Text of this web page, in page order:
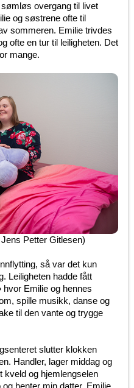
overgang til livet
og søstrene ofte til
sommeren. Emilie trivdes
ofte en tur til leiligheten. Det
mange.
Petter Gitlesen)
så var det kun
Leiligheten hadde fått
Emilie og hennes
spille musikk, danse og
til den vante og trygge
slutter klokken
Handler, lager middag og
kveld og hjemlengselen
henter min datter. Emilie